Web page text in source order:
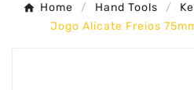
Home Hand Tools
Jogo Alicate Freios